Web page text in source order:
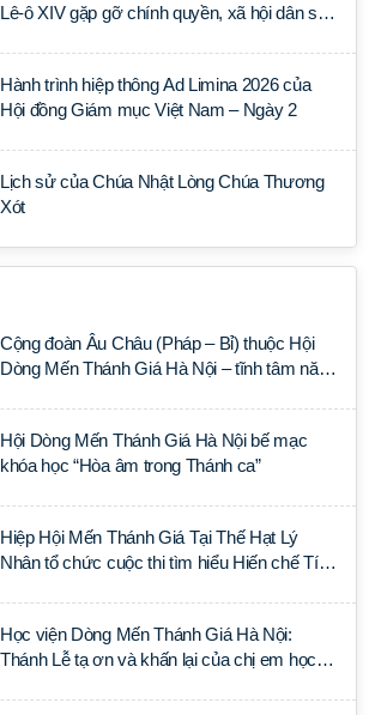
Lê-ô XIV gặp gỡ chính quyền, xã hội dân sự
Hành trình hiệp thông Ad Limina 2026 của
Hội đồng Giám mục Việt Nam – Ngày 2
Lịch sử của Chúa Nhật Lòng Chúa Thương
Xót
Cộng đoàn Âu Châu (Pháp – Bỉ) thuộc Hội
Dòng Mến Thánh Giá Hà Nội – tĩnh tâm năm
Hội Dòng Mến Thánh Giá Hà Nội bế mạc
khóa học “Hòa âm trong Thánh ca”
Hiệp Hội Mến Thánh Giá Tại Thế Hạt Lý
Nhân tổ chức cuộc thi tìm hiểu Hiến chế Tín
Học viện Dòng Mến Thánh Giá Hà Nội:
Thánh Lễ tạ ơn và khấn lại của chị em học